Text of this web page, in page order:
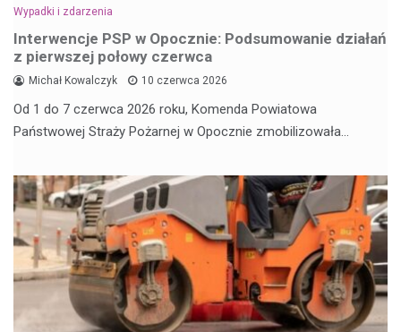
Wypadki i zdarzenia
Interwencje PSP w Opocznie: Podsumowanie działań
z pierwszej połowy czerwca
Michał Kowalczyk 10 czerwca 2026
Od 1 do 7 czerwca 2026 roku, Komenda Powiatowa
Państwowej Straży Pożarnej w Opocznie zmobilizowała…